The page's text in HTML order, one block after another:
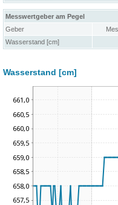
Messwertgeber am Pegel
Geber
Wasserstand [cm]
Wasserstand [cm]